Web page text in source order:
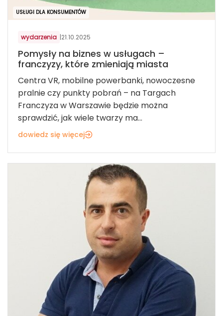
USŁUGI DLA KONSUMENTÓW
wydarzenia |21.10.2025
Pomysły na biznes w usługach –
franczyzy, które zmieniają miasta
Centra VR, mobilne powerbanki, nowoczesne
pralnie czy punkty pobrań – na Targach
Franczyza w Warszawie będzie można
sprawdzić, jak wiele twarzy ma...
dowiedz się więcej